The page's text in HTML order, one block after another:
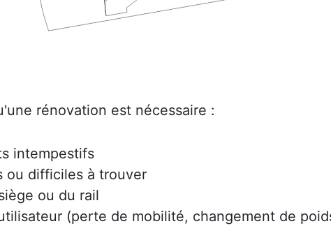
rénovation est nécessaire :
intempestifs
ou difficiles à trouver
ou du rail
(perte de mobilité, changement de